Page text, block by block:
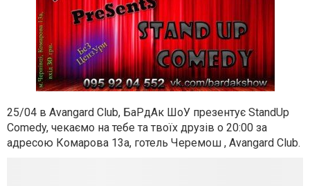
25/04 в Avangard Club, БаРдАк ШоУ презентує StandUp
Comedy, чекаємо на тебе та твоїх друзів о 20:00 за
адресою Комарова 13а, готель Черемош , Avangard Club.